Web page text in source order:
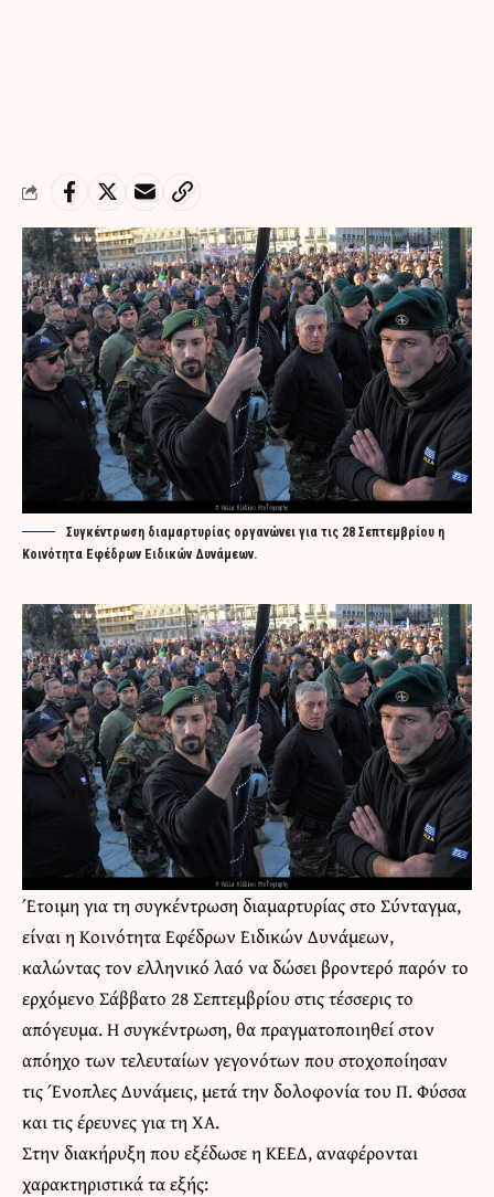
Συγκέντρωση διαμαρτυρίας οργανώνει για τις 28 Σεπτεμβρίου η
Κοινότητα Εφέδρων Ειδικών Δυνάμεων.
Έτοιμη για τη συγκέντρωση διαμαρτυρίας στο Σύνταγμα,
είναι η Κοινότητα Εφέδρων Ειδικών Δυνάμεων,
καλώντας τον ελληνικό λαό να δώσει βροντερό παρόν το
ερχόμενο Σάββατο 28 Σεπτεμβρίου στις τέσσερις το
απόγευμα. Η συγκέντρωση, θα πραγματοποιηθεί στον
απόηχο των τελευταίων γεγονότων που στοχοποίησαν
τις Ένοπλες Δυνάμεις, μετά την δολοφονία του Π. Φύσσα
και τις έρευνες για τη ΧΑ.
Στην διακήρυξη που εξέδωσε η ΚΕΕΔ, αναφέρονται
χαρακτηριστικά τα εξής: